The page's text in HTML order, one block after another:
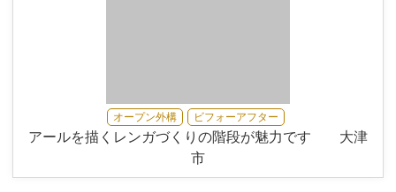
オープン外構 ビフォーアフター
アールを描くレンガづくりの階段が魅力です 大津
市